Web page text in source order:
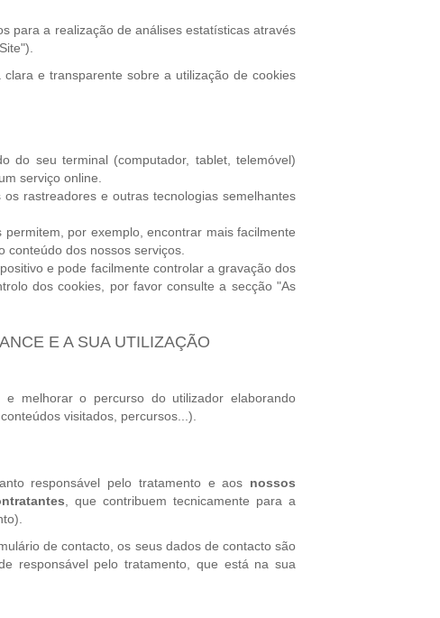
para a realização de análises estatísticas através
e transparente sobre a utilização de cookies
do seu terminal (computador, tablet, telemóvel)
serviço online.
rastreadores e outras tecnologias semelhantes
por exemplo, encontrar mais facilmente
dos nossos serviços.
e pode facilmente controlar a gravação dos
dos cookies, por favor consulte a secção "As
E A SUA UTILIZAÇÃO
melhorar o percurso do utilizador elaborando
visitados, percursos...).
responsável pelo tratamento e aos nossos
, que contribuem tecnicamente para a
de contacto, os seus dados de contacto são
responsável pelo tratamento, que está na sua